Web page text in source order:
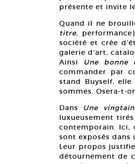
présente et invite
Quand il ne
titre,
société et crée
galerie d’art,
Ainsi
Une bonne
commander par
stand Buyself,
sommes. Osera-t-
Dans Une
luxueusement
contemporain. Ici,
sont exposés dans
Leur propos
détournement de